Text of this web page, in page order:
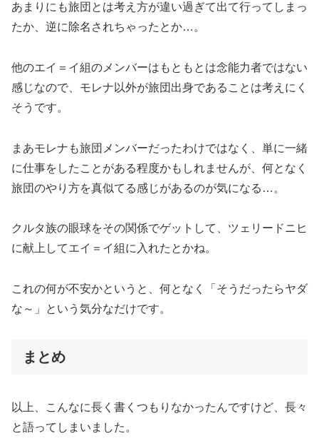
あまりにも旅団とは考え方が違い過ぎて出て行ってしまっ
たか、逆に除名されちゃったとか…。
他のエイ＝イ組のメンバーはもともとは念能力者ではない
感じなので、モレナ以外が旅団出身であることは考えにく
そうです。
まあモレナも旅団メンバーだったわけではなく、単に一緒
に仕事をしたことがある程度かもしれませんが、何となく
旅団のやり方を真似てる感じがあるのが気になる…。
クルタ族の眼球をその関係でゲットして、ツェリードニヒ
に献上してエイ＝イ組に入れたとかね。
これの何が不安かというと、何となく「そうだったらヤダ
な～」という気分なだけです。
まとめ
以上、こんなに長く書くつもりなかったんですけど、長々
と語ってしまいました。